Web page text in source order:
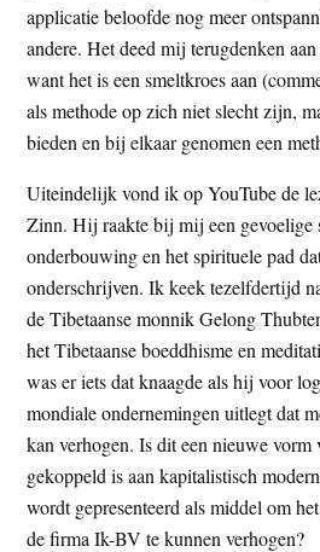
applicatie beloofde nog meer
andere. Het deed mij terugdenken
want het is een smeltkroes aan
als methode op zich niet slecht zijn,
bieden en bij elkaar genomen een
Uiteindelijk vond ik op YouTube de
Zinn. Hij raakte bij mij een gevoelige
onderbouwing en het spirituele pad
onderschrijven. Ik keek tezelfdertijd
de Tibetaanse monnik Gelong
het Tibetaanse boeddhisme en
was er iets dat knaagde als hij voor
mondiale ondernemingen uitlegt dat
kan verhogen. Is dit een nieuwe
gekoppeld is aan kapitalistisch
wordt gepresenteerd als middel om
de firma Ik-BV te kunnen verhogen?